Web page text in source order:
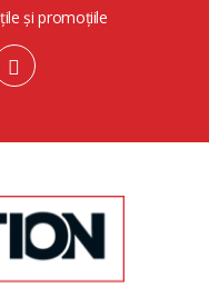
și promoțiile